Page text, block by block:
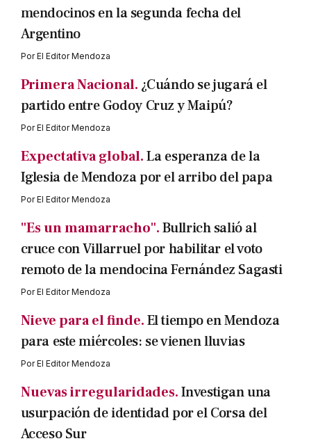
mendocinos en la segunda fecha del
Argentino
PorEl Editor Mendoza
Primera Nacional. ¿Cuándo se jugará el
partido entre Godoy Cruz y Maipú?
PorEl Editor Mendoza
Expectativa global.La esperanza de la
Iglesia de Mendoza por el arribo del papa
PorEl Editor Mendoza
"Es un mamarracho".Bullrich salió al
cruce con Villarruel por habilitar el voto
remoto de la mendocina Fernández Sagasti
PorEl Editor Mendoza
Nieve para el finde.El tiempo en Mendoza
para este miércoles: se vienen lluvias
PorEl Editor Mendoza
Nuevas irregularidades.Investigan una
usurpación de identidad por el Corsa del
Acceso Sur